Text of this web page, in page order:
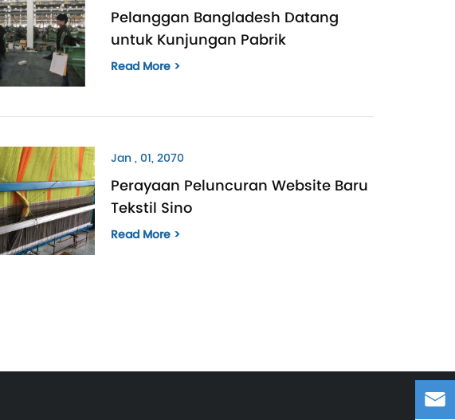
Pelanggan Bangladesh Datang
untuk Kunjungan Pabrik
Read More >
Jan , 01, 2070
Perayaan Peluncuran Website Baru
Tekstil Sino
Read More >
